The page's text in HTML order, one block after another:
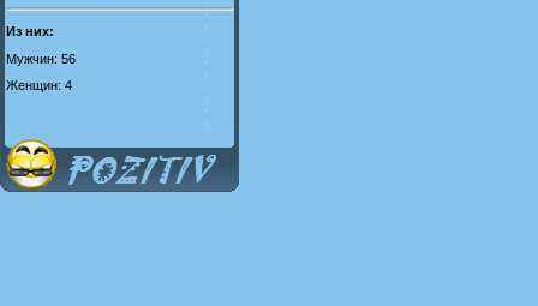
Из них:
Мужчин: 56
Женщин: 4